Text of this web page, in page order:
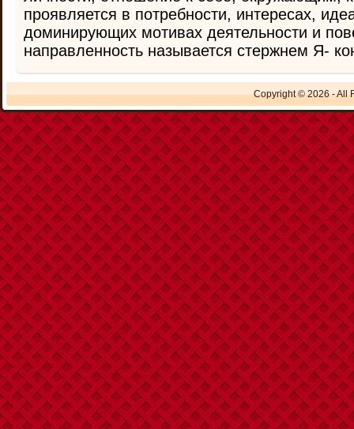
проявляется в потребности, интересах,
доминирующих мотивах деятельности и
направленность называется стержнем Я-
Copyright © 2026 - All